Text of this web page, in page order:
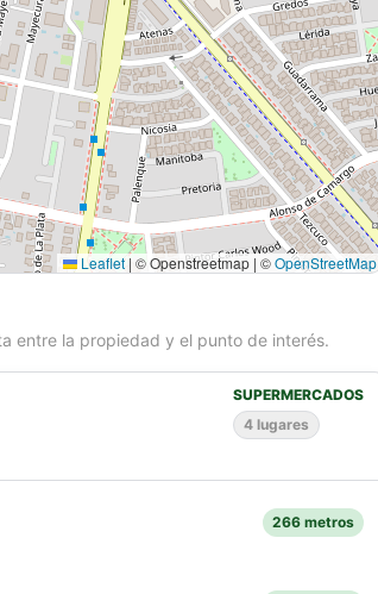
Leaflet| © Openstreetmap | ©OpenStreetMap
entre la propiedad y el punto de interés.
SUPERMERCADOS
4 lugares
266 metros